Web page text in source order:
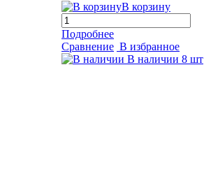
В корзину
Подробнее
Сравнение В избранное
В наличии 8 шт